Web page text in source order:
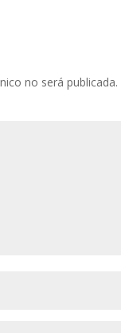
no será publicada.